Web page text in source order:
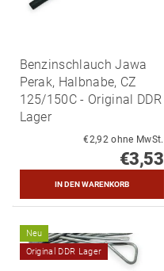
Benzinschlauch Jawa
Perak, Halbnabe, CZ
125/150C - Original DDR
Lager
€2,92 ohne MwSt.
€3,53
Neu
Original DDR Lager